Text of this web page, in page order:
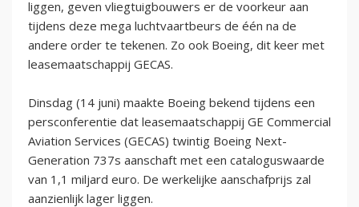
liggen, geven vliegtuigbouwers er de voorkeur aan
tijdens deze mega luchtvaartbeurs de één na de
andere order te tekenen. Zo ook Boeing, dit keer met
leasemaatschappij GECAS.
Dinsdag (14 juni) maakte Boeing bekend tijdens een
persconferentie dat leasemaatschappij GE Commercial
Aviation Services (GECAS) twintig Boeing Next-
Generation 737s aanschaft met een cataloguswaarde
van 1,1 miljard euro. De werkelijke aanschafprijs zal
aanzienlijk lager liggen.